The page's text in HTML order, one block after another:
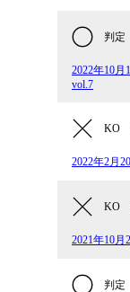
判定
2022年10月
vol.7
KO
2022年2月
KO
2021年10月
判定